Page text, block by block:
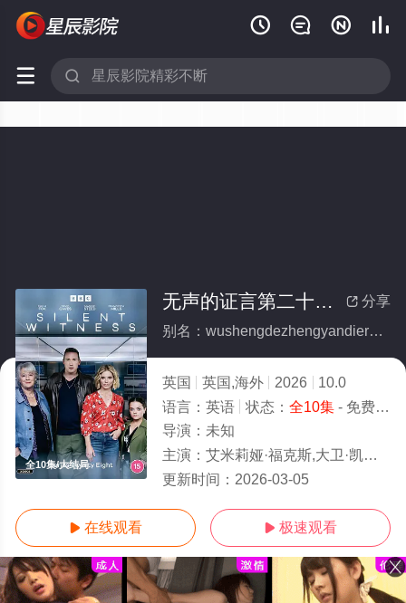
   
 
全10集/大结局
 分享
无声的证言第二十九季(全集)
别名：wushengdezhengyandiershijiuji
英国 英国,海外 2026
10.0
语言： 英语 状态： 全10集- 免费在线观看
导演： 未知
主演： 艾米莉娅·福克斯,大卫·凯夫斯
更新时间： 2026-03-05
 在线观看  极速观看